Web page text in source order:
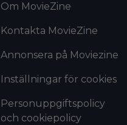
Om MovieZine
Kontakta MovieZine
Annonsera på Moviezine
Inställningar för cookies
Personuppgiftspolicy
och cookiepolicy